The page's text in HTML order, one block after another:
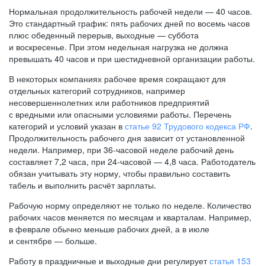
Нормальная продолжительность рабочей недели — 40 часов.
Это стандартный график: пять рабочих дней по восемь часов
плюс обеденный перерыв, выходные — суббота
и воскресенье. При этом недельная нагрузка не должна
превышать 40 часов и при шестидневной организации работы.
В некоторых компаниях рабочее время сокращают для
отдельных категорий сотрудников, например
несовершеннолетних или работников предприятий
с вредными или опасными условиями работы. Перечень
категорий и условий указан в статье 92 Трудового кодекса РФ.
Продолжительность рабочего дня зависит от установленной
недели. Например, при 36-часовой неделе рабочий день
составляет 7,2 часа, при 24-часовой — 4,8 часа. Работодатель
обязан учитывать эту норму, чтобы правильно составить
табель и выполнить расчёт зарплаты.
Рабочую норму определяют не только по неделе. Количество
рабочих часов меняется по месяцам и кварталам. Например,
в феврале обычно меньше рабочих дней, а в июле
и сентябре — больше.
Работу в праздничные и выходные дни регулируетстатья 153